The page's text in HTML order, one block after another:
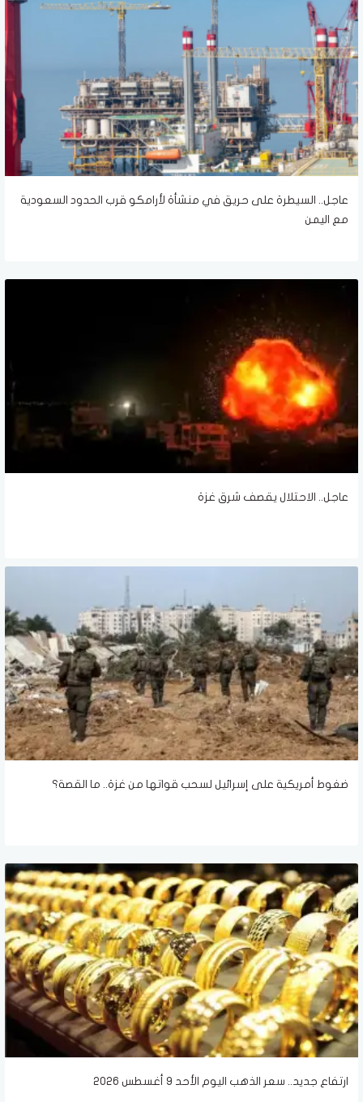
عاجل.. السيطرة على حريق في منشأة لأرامكو قرب الحدود السعودية
مع اليمن
عاجل.. الاحتلال يقصف شرق غزة
ضغوط أمريكية على إسرائيل لسحب قواتها من غزة.. ما القصة؟
ارتفاع جديد.. سعر الذهب اليوم الأحد 9 أغسطس 2026